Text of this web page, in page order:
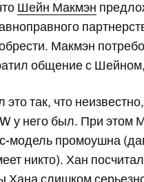
Шейн Макмэн
Макмэн
общение с
так, что
у него был. При этом
модель промоушна
никто). Хан
Хана слишком